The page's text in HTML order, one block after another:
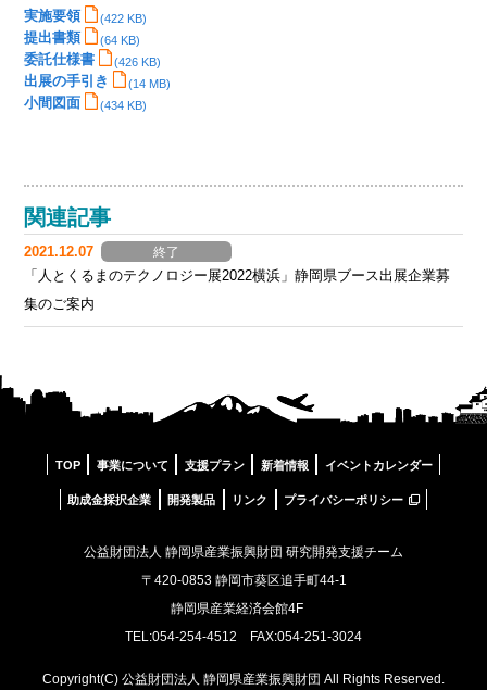
実施要領 (422 KB)
提出書類 (64 KB)
委託仕様書 (426 KB)
出展の手引き (14 MB)
小間図面 (434 KB)
関連記事
2021.12.07 終了
「人とくるまのテクノロジー展2022横浜」静岡県ブース出展企業募
集のご案内
TOP 事業について 支援プラン 新着情報 イベントカレンダー
助成金採択企業 開発製品 リンク プライバシーポリシー
公益財団法人 静岡県産業振興財団 研究開発支援チーム
〒420-0853 静岡市葵区追手町44-1
静岡県産業経済会館4F
TEL:054-254-4512 FAX:054-251-3024
Copyright(C) 公益財団法人 静岡県産業振興財団 All Rights Reserved.